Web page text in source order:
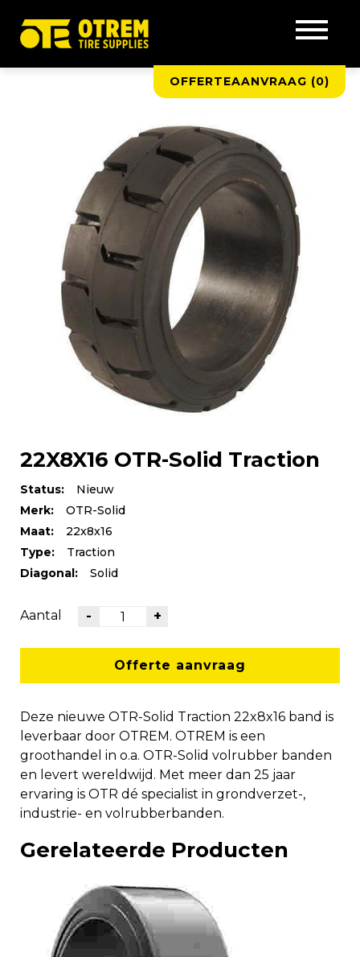
OFFERTEAANVRAAG (0)
22X8X16 OTR-Solid Traction
Status:
Nieuw
Merk:
OTR-Solid
Maat:
22x8x16
Type:
Traction
Diagonal:
Solid
Aantal - +
Offerte aanvraag
Deze nieuwe OTR-Solid Traction 22x8x16 band is
leverbaar door OTREM. OTREM is een
groothandel in o.a. OTR-Solid volrubber banden
en levert wereldwijd. Met meer dan 25 jaar
ervaring is OTR dé specialist in grondverzet-,
industrie- en volrubberbanden.
Gerelateerde Producten